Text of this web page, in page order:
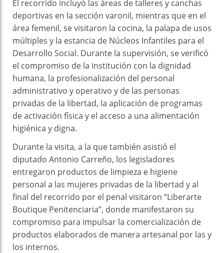
El recorrido incluyó las áreas de talleres y canchas
deportivas en la sección varonil, mientras que en el
área femenil, se visitaron la cocina, la palapa de usos
múltiples y la estancia de Núcleos Infantiles para el
Desarrollo Social. Durante la supervisión, se verificó
el compromiso de la institución con la dignidad
humana, la profesionalización del personal
administrativo y operativo y de las personas
privadas de la libertad, la aplicación de programas
de activación física y el acceso a una alimentación
higiénica y digna.
Durante la visita, a la que también asistió el
diputado Antonio Carreño, los legisladores
entregaron productos de limpieza e higiene
personal a las mujeres privadas de la libertad y al
final del recorrido por el penal visitaron “Liberarte
Boutique Penitenciaria”, donde manifestaron su
compromiso para impulsar la comercialización de
productos elaborados de manera artesanal por las y
los internos.